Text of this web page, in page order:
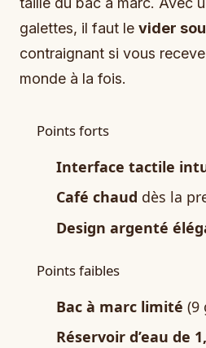
galettes, il faut le vider
contraignant si vous
monde à la fois.
Points forts
Interface tactile
Café chaud dès la
Design argenté
Points faibles
Bac à marc limité (9
Réservoir d’eau de